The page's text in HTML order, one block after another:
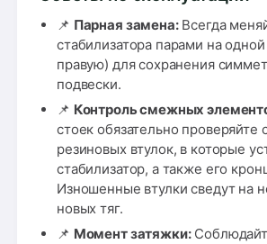
📌 Парная замена:Всегда
стабилизатора парами на
правую) для сохранения
подвески.
📌 Контроль смежных
стоек обязательно проверяйте
резиновых втулок, в которые
стабилизатор, а также его
Изношенные втулки сведут на
новых тяг.
📌 Момент затяжки: